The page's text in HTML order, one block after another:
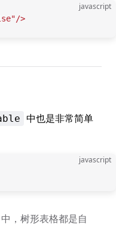
javascript
>
中也是非常简单
javascript
中，树形表格都是自